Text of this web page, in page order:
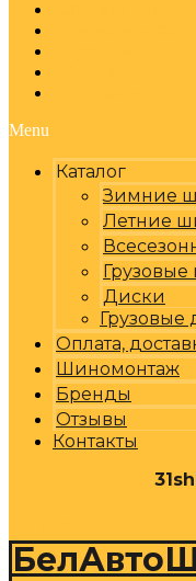
Menu
Каталог
Зимние
Летние
Диски
Грузовые
Оплата,
Шиномонтаж
Бренды
Отзывы
Контакты